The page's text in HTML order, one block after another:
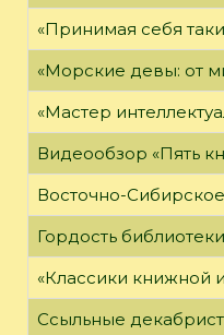
«Принимая себя
«Морские девы: от
«Мастер
Видеообзор «Пять
Восточно-
Гордость
«Классики книжной
Ссыльные